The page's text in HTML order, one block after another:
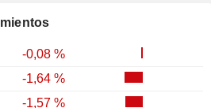
-0,08 %
-1,64 %
-1,57 %